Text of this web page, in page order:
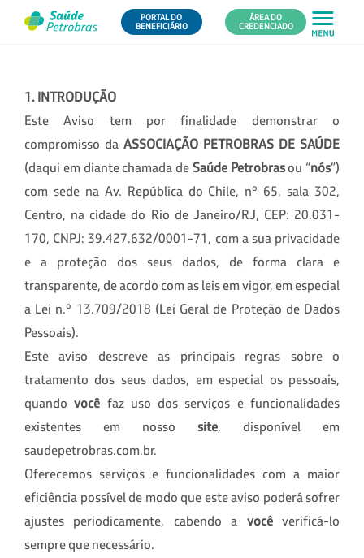
PORTAL DO
BENEFICIÁRIO
ÁREA DO
CREDENCIADO
1. INTRODUÇÃO
Este Aviso tem por finalidade demonstrar o
compromisso da ASSOCIAÇÃO PETROBRAS DE SAÚDE
(daqui em diante chamada de Saúde Petrobrasou “nós”)
com sede na Av. República do Chile, nº 65, sala 302,
Centro, na cidade do Rio de Janeiro/RJ, CEP: 20.031-
170, CNPJ: 39.427.632/0001-71, com a sua privacidade
e a proteção dos seus dados, de forma clara e
transparente, de acordo com as leis em vigor, em especial
a Lei n.º 13.709/2018 (Lei Geral de Proteção de Dados
Pessoais).
Este aviso descreve as principais regras sobre o
tratamento dos seus dados, em especial os pessoais,
quandovocê faz uso dos serviços e funcionalidades
existentes em nosso site, disponível em
saudepetrobras.com.br.
Oferecemos serviços e funcionalidades com a maior
eficiência possível de modo que este aviso poderá sofrer
ajustes periodicamente, cabendo a vocêverificá-lo
sempre que necessário.